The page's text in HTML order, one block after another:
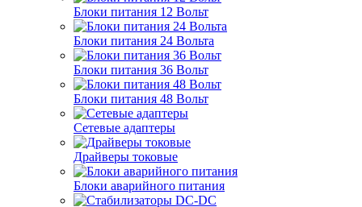
Блоки питания 12 Вольт
Блоки питания 24 Вольта
Блоки питания 36 Вольт
Блоки питания 48 Вольт
Сетевые адаптеры
Драйверы токовые
Блоки аварийного питания